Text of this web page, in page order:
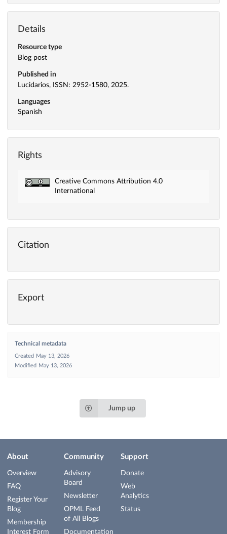
Details
Resource type
Blog post
Published in
Lucidarios, ISSN: 2952-1580, 2025.
Languages
Spanish
Rights
Creative Commons Attribution 4.0
International
Citation
Export
Technical metadata
Created
May 13, 2026
Modified
May 13, 2026
Jump up
About
Overview
FAQ
Register Your
Blog
Membership
Interest Form
Community
Advisory
Board
Newsletter
OPML Feed
of All Blogs
Documentation
Support
Donate
Web
Analytics
Status